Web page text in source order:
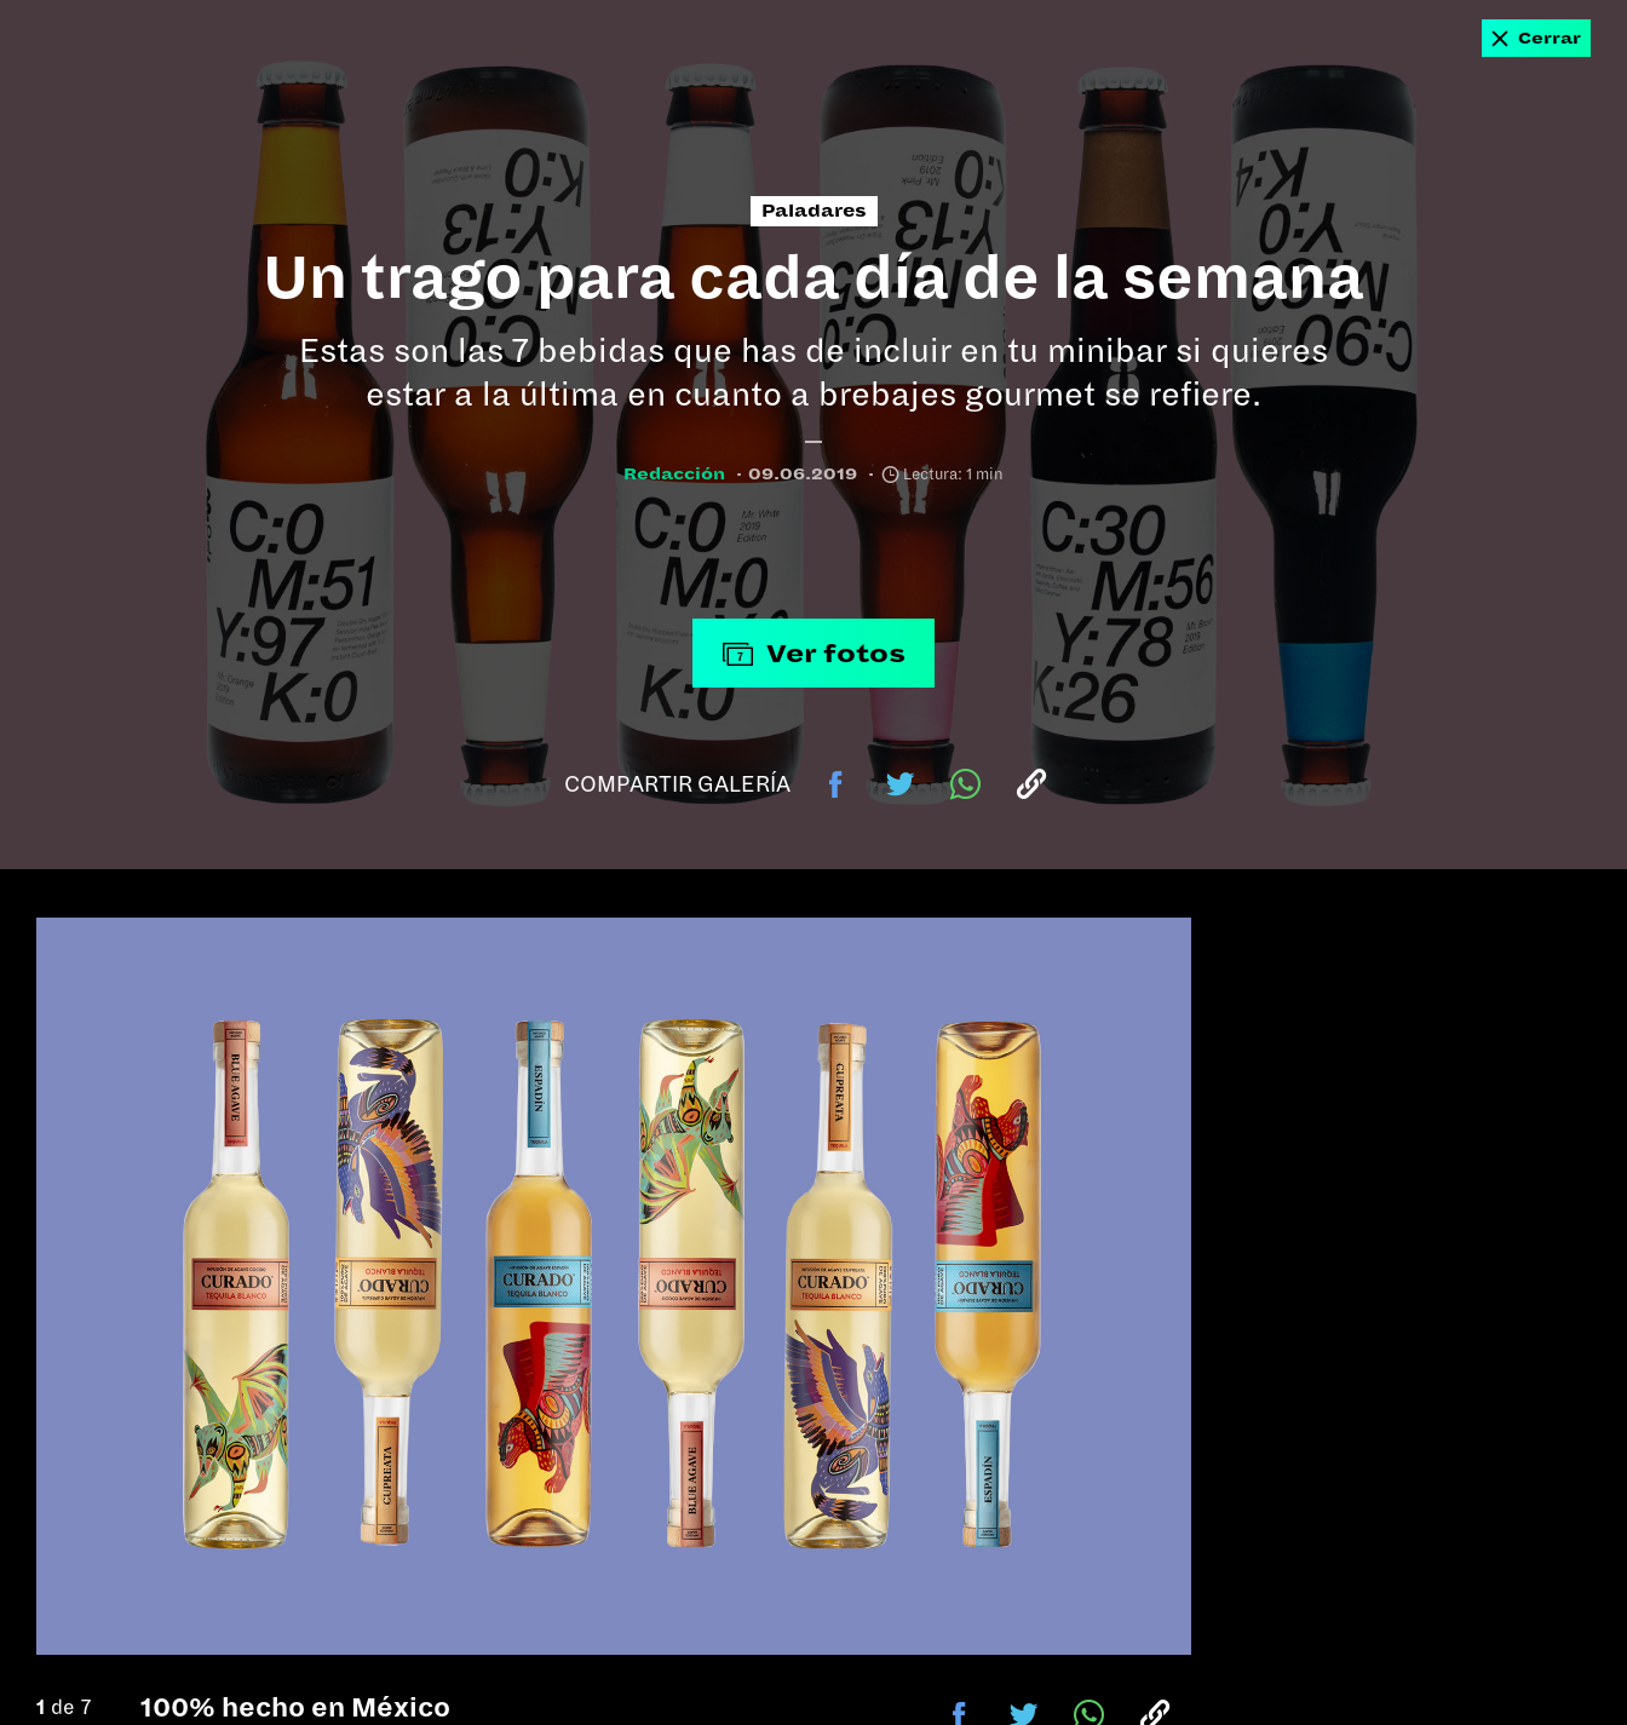
Paladares
Un trago para cada día de la semana
Estas son las 7 bebidas que has de incluir en tu minibar si quieres
estar a la última en cuanto a brebajes gourmet se refiere.
Redacción | 09.06.2019 | Lectura: 1 min
7 Ver fotos
COMPARTIR GALERÍA
1 de 7 100% hecho en México
Cerrar
#Charlas #Sin filtro